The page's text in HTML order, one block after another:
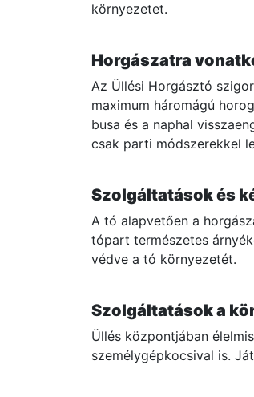
környezetet.
Horgászatra
Az Üllési Horgásztó
maximum háromágú
busa és a naphal
csak parti módszerekkel
Szolgáltatások és
A tó alapvetően a
tópart természetes
védve a tó környezetét.
Szolgáltatások a
Üllés központjában
személygépkocsival is.